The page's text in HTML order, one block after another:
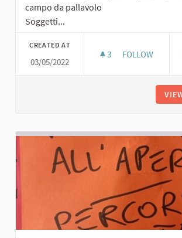
campo da pallavolo
Soggetti...
CREATED AT
03/05/2022
3 3 FOLLOWERS
FOLLOW